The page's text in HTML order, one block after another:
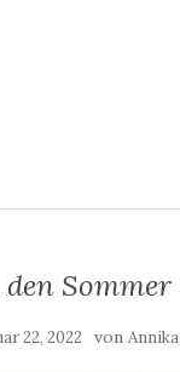
Sommer
22, 2022 vonAnnika